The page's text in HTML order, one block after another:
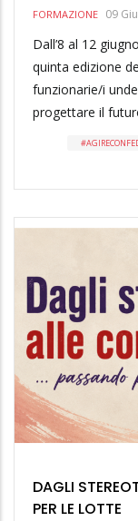
FORMAZIONE 09
Dall’8 al 12
quinta edizione
funzionarie/i
progettare il
DAGLI
PER LE LOTTE